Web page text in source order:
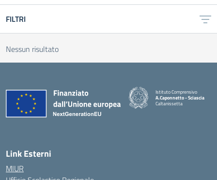
FILTRI
Nessun risultato
Istituto Comprensivo
A.Caponnetto - Sciascia
Caltanissetta
Link Esterni
MIUR